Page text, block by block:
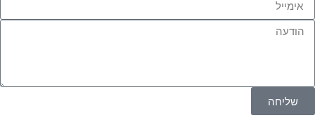
שליחה